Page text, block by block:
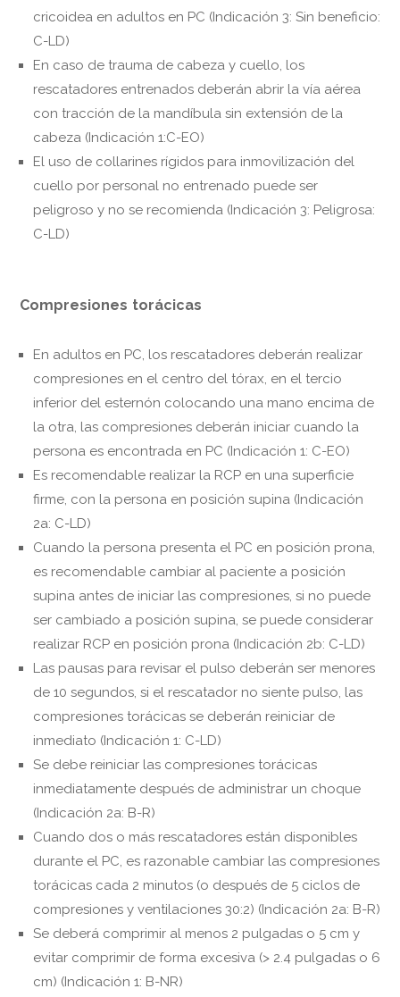
cricoidea en adultos en PC (Indicación 3: Sin beneficio:
C-LD)
En caso de trauma de cabeza y cuello, los
rescatadores entrenados deberán abrir la vía aérea
con tracción de la mandíbula sin extensión de la
cabeza (Indicación 1:C-EO)
El uso de collarines rígidos para inmovilización del
cuello por personal no entrenado puede ser
peligroso y no se recomienda (Indicación 3: Peligrosa:
C-LD)
Compresiones torácicas
En adultos en PC, los rescatadores deberán realizar
compresiones en el centro del tórax, en el tercio
inferior del esternón colocando una mano encima de
la otra, las compresiones deberán iniciar cuando la
persona es encontrada en PC (Indicación 1: C-EO)
Es recomendable realizar la RCP en una superficie
firme, con la persona en posición supina (Indicación
2a: C-LD)
Cuando la persona presenta el PC en posición prona,
es recomendable cambiar al paciente a posición
supina antes de iniciar las compresiones, si no puede
ser cambiado a posición supina, se puede considerar
realizar RCP en posición prona (Indicación 2b: C-LD)
Las pausas para revisar el pulso deberán ser menores
de 10 segundos, si el rescatador no siente pulso, las
compresiones torácicas se deberán reiniciar de
inmediato (Indicación 1: C-LD)
Se debe reiniciar las compresiones torácicas
inmediatamente después de administrar un choque
(Indicación 2a: B-R)
Cuando dos o más rescatadores están disponibles
durante el PC, es razonable cambiar las compresiones
torácicas cada 2 minutos (o después de 5 ciclos de
compresiones y ventilaciones 30:2) (Indicación 2a: B-R)
Se deberá comprimir al menos 2 pulgadas o 5 cm y
evitar comprimir de forma excesiva (> 2.4 pulgadas o 6
cm) (Indicación 1: B-NR)